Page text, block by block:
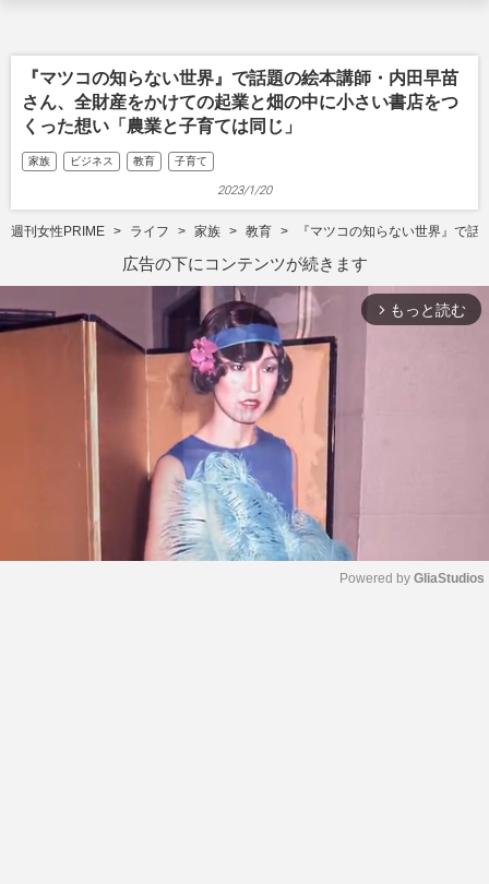
『マツコの知らない世界』で話題の絵本講師・内田早苗
さん、全財産をかけての起業と畑の中に小さい書店をつ
くった想い「農業と子育ては同じ」
家族 ビジネス 教育 子育て
2023/1/20
週刊女性PRIME ライフ 家族 教育 『マツコの知らない世界』で
広告の下にコンテンツが続きます
arrow_forward_ios もっと読む
Powered by GliaStudios